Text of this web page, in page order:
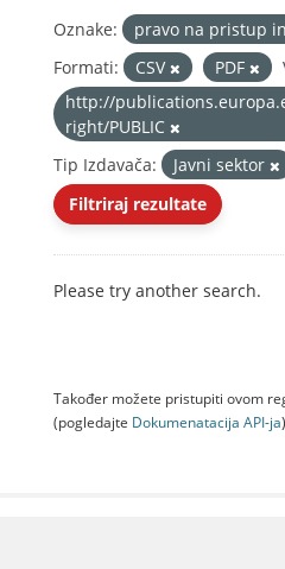
Oznake:
pravo na pristup
Formati:
CSV PDF
http://
right/PUBLIC
Tip Izdavača:
Javni sektor
Filtriraj rezultate
Please try another search.
Također možete pristupiti ovom
(pogledajte Dokumenаtаcijа API-jа